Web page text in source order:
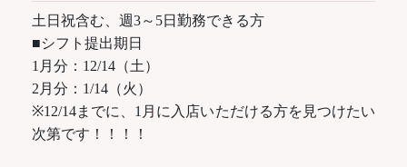
土日祝含む、週3～5日勤務できる方
■シフト提出期日
1月分：12/14（土）
2月分：1/14（火）
※12/14までに、1月に入店いただける方を見つけたい
次第です！！！！